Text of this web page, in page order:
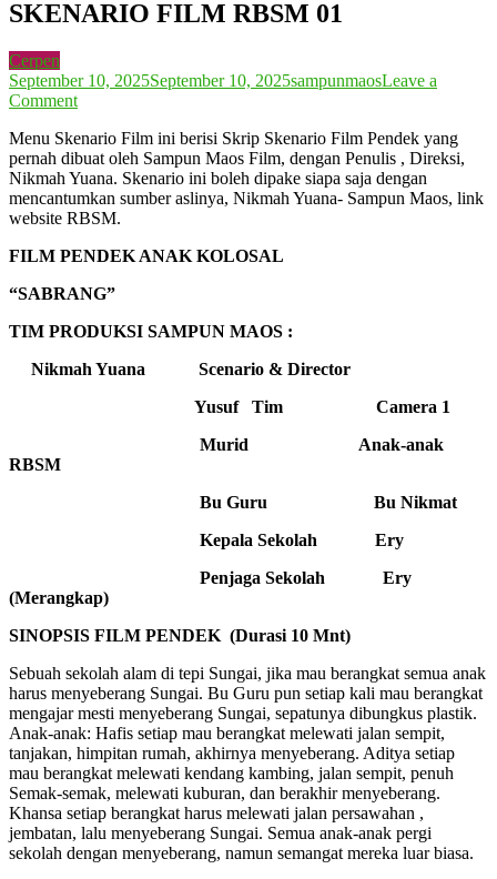
SKENARIO FILM RBSM 01
Cerpen
September 10, 2025September 10, 2025sampunmaosLeave a
Commenton
FILM
RBSM
01
Menu Skenario Film ini berisi Skrip Skenario Film Pendek yang
pernah dibuat oleh Sampun Maos Film, dengan Penulis , Direksi,
Nikmah Yuana. Skenario ini boleh dipake siapa saja dengan
mencantumkan sumber aslinya, Nikmah Yuana- Sampun Maos, link
website RBSM.
FILM PENDEK ANAK KOLOSAL
“SABRANG”
TIM PRODUKSI SAMPUN MAOS :
Nikmah Yuana Scenario & Director
Yusuf Tim Camera 1
Murid Anak-anak
RBSM
Bu Guru Bu Nikmat
Kepala Sekolah Ery
Penjaga Sekolah Ery
(Merangkap)
SINOPSIS FILM PENDEK (Durasi 10 Mnt)
Sebuah sekolah alam di tepi Sungai, jika mau berangkat semua anak
harus menyeberang Sungai. Bu Guru pun setiap kali mau berangkat
mengajar mesti menyeberang Sungai, sepatunya dibungkus plastik.
Anak-anak: Hafis setiap mau berangkat melewati jalan sempit,
tanjakan, himpitan rumah, akhirnya menyeberang. Aditya setiap
mau berangkat melewati kendang kambing, jalan sempit, penuh
Semak-semak, melewati kuburan, dan berakhir menyeberang.
Khansa setiap berangkat harus melewati jalan persawahan ,
jembatan, lalu menyeberang Sungai. Semua anak-anak pergi
sekolah dengan menyeberang, namun semangat mereka luar biasa.